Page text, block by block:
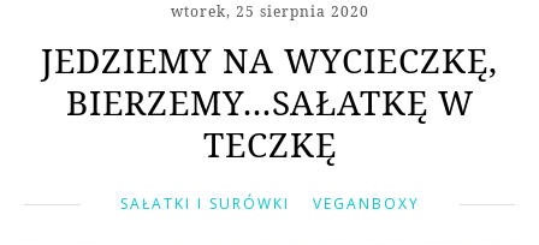
wtorek, 25 sierpnia 2020
JEDZIEMY NA WYCIECZKĘ,
BIERZEMY...SAŁATKĘ W
TECZKĘ
SAŁATKI I SURÓWKI VEGANBOXY